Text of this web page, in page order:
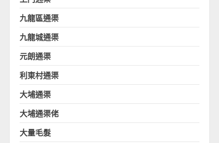
九龍區通渠
九龍城通渠
元朗通渠
利東村通渠
大埔通渠
大埔通渠佬
大量毛髮